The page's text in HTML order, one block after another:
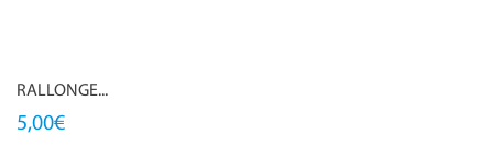
RALLONGE...
5,00€